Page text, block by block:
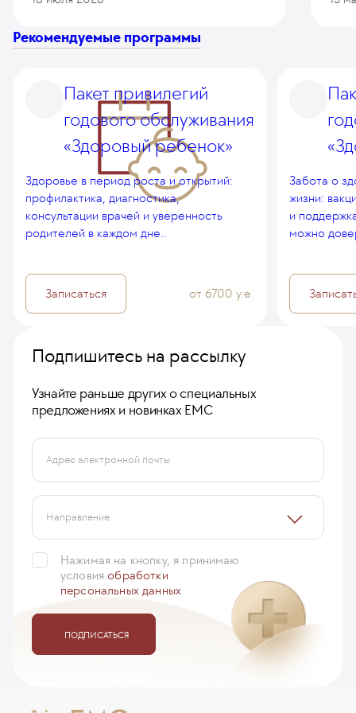
Рекомендуемые программы
Пакет привилегий
годового обслуживания
«Здоровый ребенок»
Здоровье в период роста и открытий:
профилактика, диагностика,
консультации врачей и уверенность
родителей в каждом дне..
Записаться от 6700 у.е.
Забота о
жизни:
и
можно
Подпишитесь на рассылку
Узнайте раньше других о специальных
предложениях и новинках ЕМС
Адрес электронной почты
Направление
Нажимая на кнопку, я принимаю
условияобработки
персональных данных
ПОДПИСАТЬСЯ